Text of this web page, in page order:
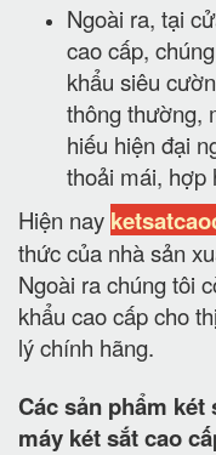
Ngoài ra, tại
cao cấp,
khẩu siêu
thông thường,
hiếu hiện đại
thoải mái, hợp
Hiện nay
thức của nhà sản
Ngoài ra chúng tôi
khẩu cao cấp cho
lý chính hãng.
Các sản phẩm
máy két sắt cao